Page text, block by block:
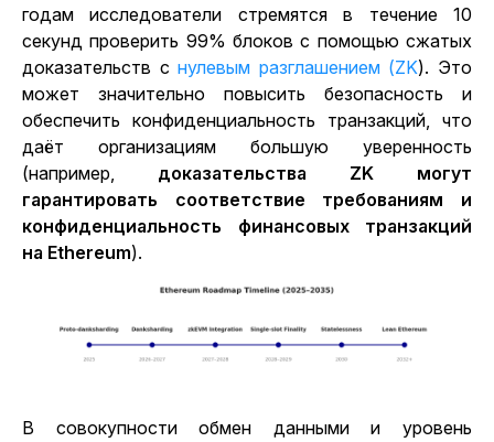
годам исследователи стремятся в течение 10
секунд проверить 99% блоков с помощью сжатых
доказательств снулевым разглашением (ZK). Это
может значительно повысить безопасность и
обеспечить конфиденциальность транзакций, что
даёт организациям большую уверенность
(например, доказательства ZK могут
гарантировать соответствие требованиям и
конфиденциальность финансовых транзакций
на Ethereum).
В совокупностиобмен даннымииуровень